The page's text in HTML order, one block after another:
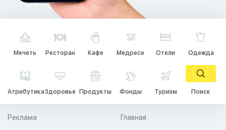
Мечеть Ресторан Кафе Медресе Отели Одежда
АтрибутикаЗдоровье Продукты Фонды Туризм Поиск
Главная
Реклама